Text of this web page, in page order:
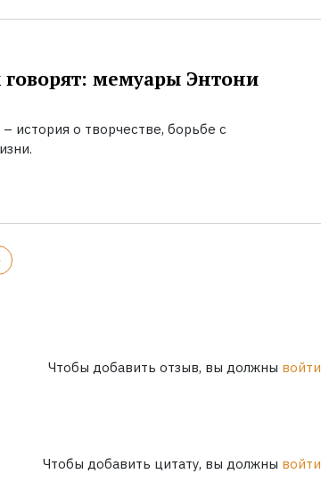
мемуары Энтони
история о творчестве, борьбе с
Чтобы добавить отзыв, вы должны войти
Чтобы добавить цитату, вы должны войти